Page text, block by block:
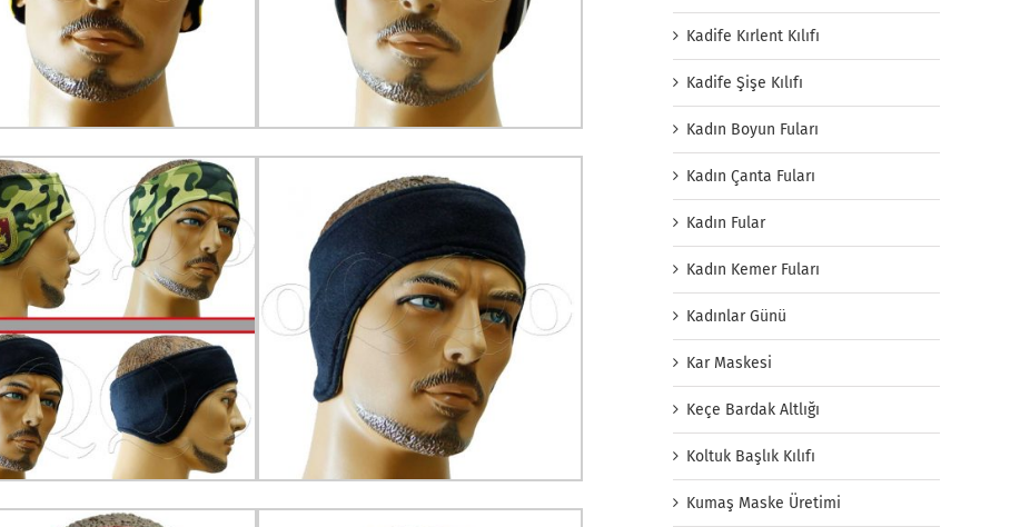
Kadife Kırlent Kılıfı
Kadife Şişe Kılıfı
Kadın Boyun Fuları
Kadın Çanta Fuları
Kadın Fular
Kadın Kemer Fuları
Kadınlar Günü
Kar Maskesi
Keçe Bardak Altlığı
Koltuk Başlık Kılıfı
Kumaş Maske Üretimi